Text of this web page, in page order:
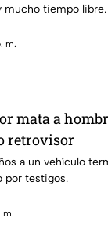
mucho tiempo libre.
m.
mata a
retrovisor
a un vehículo
por testigos.
m.